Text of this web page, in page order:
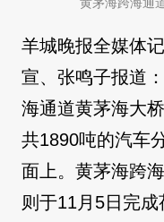
羊城晚报全媒体
宣、张鸣子报道
海通道黄茅海大
共1890吨的汽车
面上。黄茅海跨
则于11月5日完